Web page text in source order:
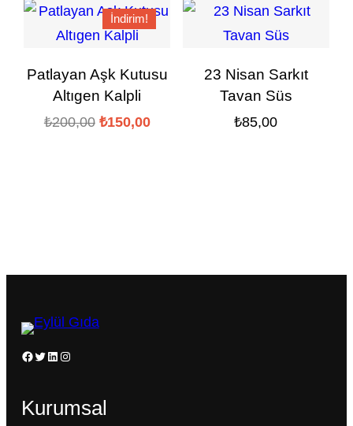
İndirim!
Patlayan Aşk Kutusu
Altıgen Kalpli
₺200,00 Orijinal
₺150,00Şu
23 Nisan Sarkıt
Tavan Süs
₺85,00
Facebook Twitter LinkedIn Instagram
Kurumsal